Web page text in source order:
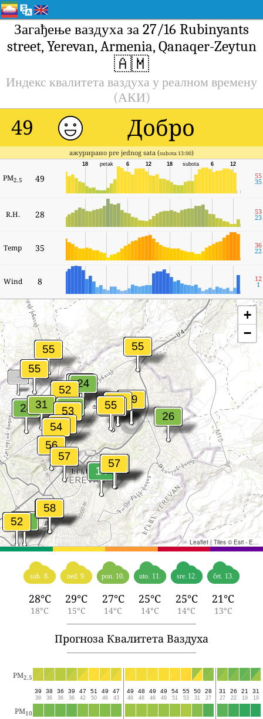
Загађење ваздуха за 27/16 Rubinyants
street, Yerevan, Armenia, Qanaqer-Zeytun
🇦🇲
Индекс квалитета ваздуха у реалном времену
(АКИ)
49 Добро
ажурирано pre jednog sata (subota 13:00)
PM2.5 49
12
6
subota
18
12
6
petak
18
55
35
R.H. 28 53
23
Temp 35 36
22
Wind 8 12
1
+
−
Leaflet | Tiles © Esri - Esri, DeLorme, NAVTEQ, TomTom, Intermap, iPC, USGS, FAO, NPS, NRCAN, GeoBase, Kadaster NL, Ordnance Survey, Esri Japan, METI, Esri China (Hong Kong), and the GIS User Community
sub. 8.
28°C
18°C
ned. 9.
29°C
15°C
pon. 10.
27°C
14°C
uto. 11.
25°C
14°C
sre. 12.
25°C
14°C
čet. 13.
21°C
13°C
Прогноза Квалитета Ваздуха
PM2.5
39
38
38
36
36
36
39
36
47
42
51
50
49
46
47
43
49
48
48
48
49
48
49
49
54
51
55
53
50
31
28
27
31
27
26
22
21
19
31
19
PM10